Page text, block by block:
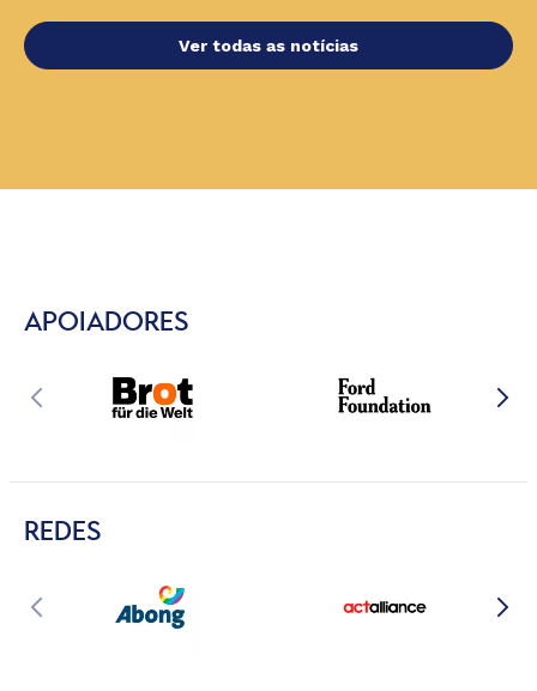
Ver todas as notícias
APOIADORES
REDES